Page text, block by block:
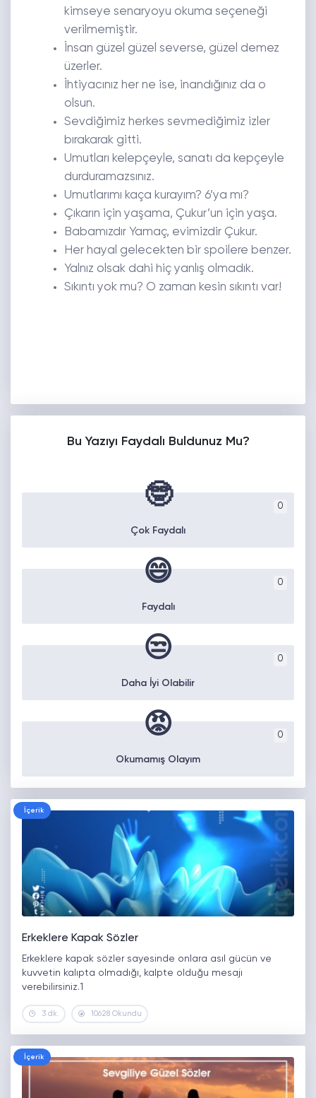
kimseye senaryoyu okuma seçeneği
verilmemiştir.
İnsan güzel güzel severse, güzel demez
üzerler.
İhtiyacınız her ne ise, inandığınız da o
olsun.
Sevdiğimiz herkes sevmediğimiz izler
bırakarak gitti.
Umutları kelepçeyle, sanatı da kepçeyle
durduramazsınız.
Umutlarımı kaça kurayım? 6’ya mı?
Çıkarın için yaşama, Çukur’un için yaşa.
Babamızdır Yamaç, evimizdir Çukur.
Her hayal gelecekten bir spoilere benzer.
Yalnız olsak dahi hiç yanlış olmadık.
Sıkıntı yok mu? O zaman kesin sıkıntı var!
Bu Yazıyı Faydalı Buldunuz Mu?
0
🤓
Çok Faydalı
0
😄
Faydalı
0
😒
Daha İyi Olabilir
0
😡
Okumamış Olayım
İçerik
Erkeklere Kapak Sözler
Erkeklere kapak sözler sayesinde onlara asıl gücün ve
kuvvetin kalıpta olmadığı, kalpte olduğu mesajı
verebilirsiniz.1
3 dk. 10628 Okundu
İçerik